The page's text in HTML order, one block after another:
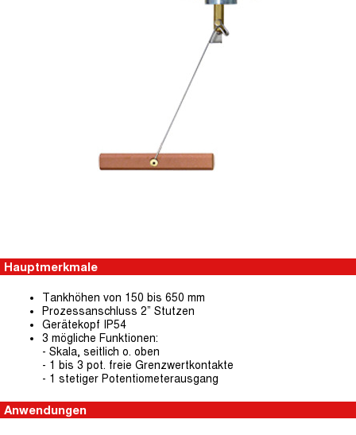
Hauptmerkmale
Tankhöhen von 150 bis 650 mm
Prozessanschluss 2” Stutzen
Gerätekopf IP54
3 mögliche Funktionen:
- Skala, seitlich o. oben
- 1 bis 3 pot. freie Grenzwertkontakte
- 1 stetiger Potentiometerausgang
Anwendungen